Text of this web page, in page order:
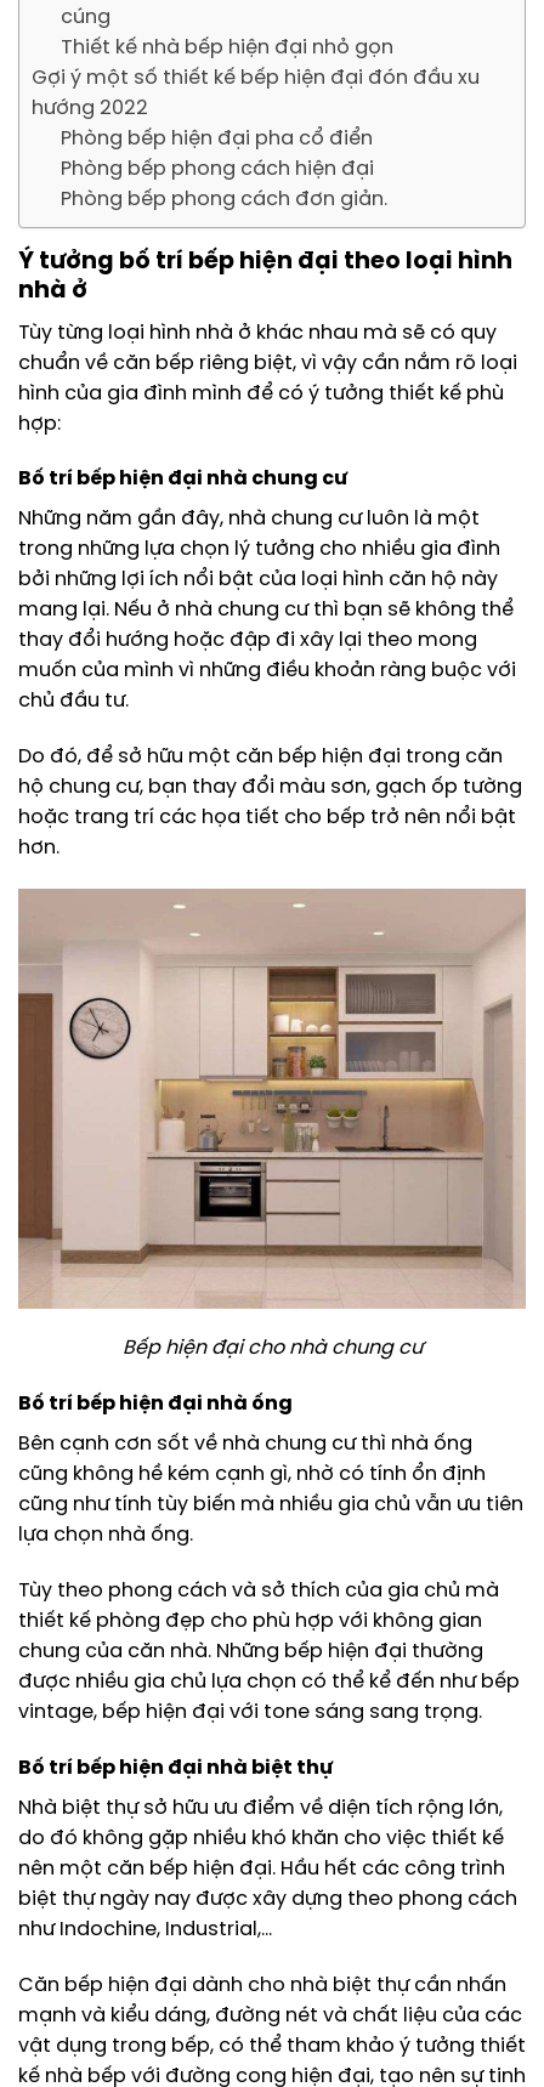
cúng
Thiết kế nhà bếp hiện đại nhỏ gọn
Gợi ý một số thiết kế bếp hiện đại đón đầu xu
hướng 2022
Phòng bếp hiện đại pha cổ điển
Phòng bếp phong cách hiện đại
Phòng bếp phong cách đơn giản.
Ý tưởng bố trí bếp hiện đại theo loại hình
nhà ở
Tùy từng loại hình nhà ở khác nhau mà sẽ có quy
chuẩn về căn bếp riêng biệt, vì vậy cần nắm rõ loại
hình của gia đình mình để có ý tưởng thiết kế phù
hợp:
Bố trí bếp hiện đại nhà chung cư
Những năm gần đây, nhà chung cư luôn là một
trong những lựa chọn lý tưởng cho nhiều gia đình
bởi những lợi ích nổi bật của loại hình căn hộ này
mang lại. Nếu ở nhà chung cư thì bạn sẽ không thể
thay đổi hướng hoặc đập đi xây lại theo mong
muốn của mình vì những điều khoản ràng buộc với
chủ đầu tư.
Do đó, để sở hữu một căn bếp hiện đại trong căn
hộ chung cư, bạn thay đổi màu sơn, gạch ốp tường
hoặc trang trí các họa tiết cho bếp trở nên nổi bật
hơn.
Bếp hiện đại cho nhà chung cư
Bố trí bếp hiện đại nhà ống
Bên cạnh cơn sốt về nhà chung cư thì nhà ống
cũng không hề kém cạnh gì, nhờ có tính ổn định
cũng như tính tùy biến mà nhiều gia chủ vẫn ưu tiên
lựa chọn nhà ống.
Tùy theo phong cách và sở thích của gia chủ mà
thiết kế phòng đẹp cho phù hợp với không gian
chung của căn nhà. Những bếp hiện đại thường
được nhiều gia chủ lựa chọn có thể kể đến như bếp
vintage, bếp hiện đại với tone sáng sang trọng.
Bố trí bếp hiện đại nhà biệt thự
Nhà biệt thự sở hữu ưu điểm về diện tích rộng lớn,
do đó không gặp nhiều khó khăn cho việc thiết kế
nên một căn bếp hiện đại. Hầu hết các công trình
biệt thự ngày nay được xây dựng theo phong cách
như Indochine, Industrial,…
Căn bếp hiện đại dành cho nhà biệt thự cần nhấn
mạnh và kiểu dáng, đường nét và chất liệu của các
vật dụng trong bếp, có thể tham khảo ý tưởng thiết
kế nhà bếp với đường cong hiện đại, tạo nên sự tinh